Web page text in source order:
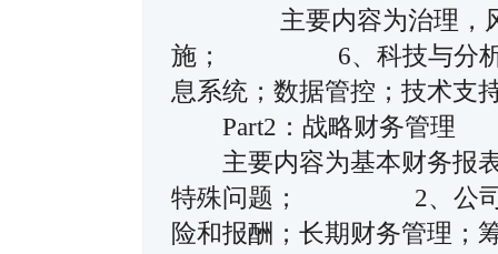
主要内容为治理，风险
施； 6、科技与分
息系统；数据管控；技术
Part2：战略财务管
主要内容为基本财务报表
特殊问题； 2、公
险和报酬；长期财务管理